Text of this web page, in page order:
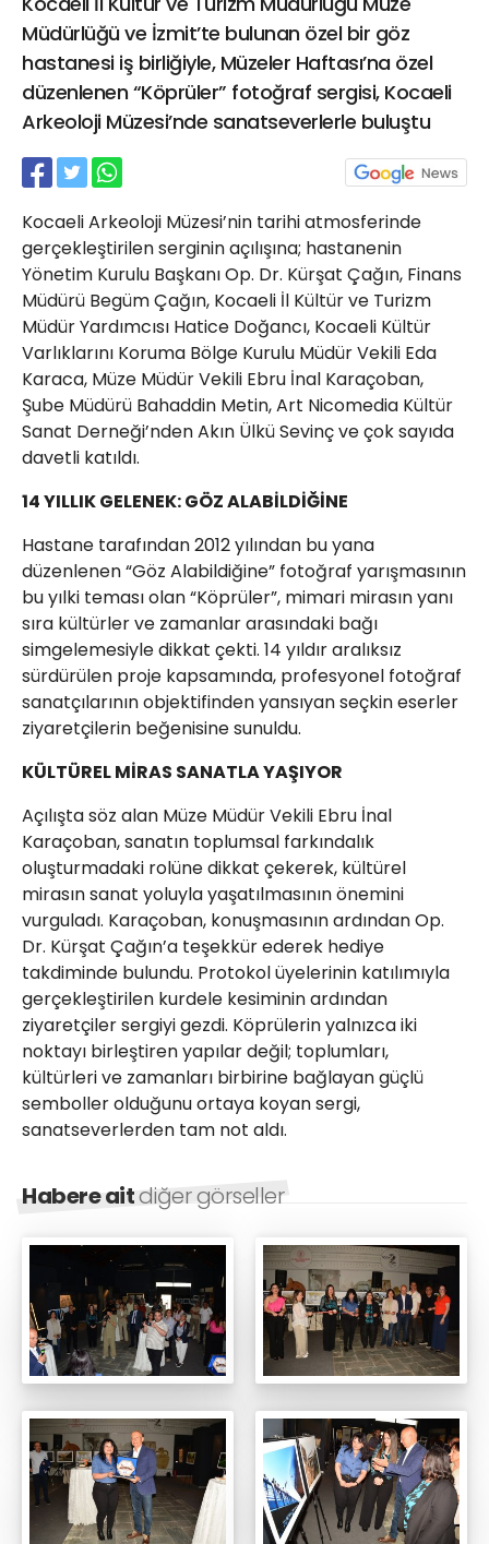
Müdürlüğü ve İzmit’te bulunan özel bir göz
hastanesi iş birliğiyle, Müzeler Haftası’na özel
düzenlenen “Köprüler” fotoğraf sergisi, Kocaeli
Arkeoloji Müzesi’nde sanatseverlerle buluştu
Kocaeli Arkeoloji Müzesi’nin tarihi atmosferinde
gerçekleştirilen serginin açılışına; hastanenin
Yönetim Kurulu Başkanı Op. Dr. Kürşat Çağın, Finans
Müdürü Begüm Çağın, Kocaeli İl Kültür ve Turizm
Müdür Yardımcısı Hatice Doğancı, Kocaeli Kültür
Varlıklarını Koruma Bölge Kurulu Müdür Vekili Eda
Karaca, Müze Müdür Vekili Ebru İnal Karaçoban,
Şube Müdürü Bahaddin Metin, Art Nicomedia Kültür
Sanat Derneği’nden Akın Ülkü Sevinç ve çok sayıda
davetli katıldı.
14 YILLIK GELENEK: GÖZ ALABİLDİĞİNE
Hastane tarafından 2012 yılından bu yana
düzenlenen “Göz Alabildiğine” fotoğraf yarışmasının
bu yılki teması olan “Köprüler”, mimari mirasın yanı
sıra kültürler ve zamanlar arasındaki bağı
simgelemesiyle dikkat çekti. 14 yıldır aralıksız
sürdürülen proje kapsamında, profesyonel fotoğraf
sanatçılarının objektifinden yansıyan seçkin eserler
ziyaretçilerin beğenisine sunuldu.
KÜLTÜREL MİRAS SANATLA YAŞIYOR
Açılışta söz alan Müze Müdür Vekili Ebru İnal
Karaçoban, sanatın toplumsal farkındalık
oluşturmadaki rolüne dikkat çekerek, kültürel
mirasın sanat yoluyla yaşatılmasının önemini
vurguladı. Karaçoban, konuşmasının ardından Op.
Dr. Kürşat Çağın’a teşekkür ederek hediye
takdiminde bulundu. Protokol üyelerinin katılımıyla
gerçekleştirilen kurdele kesiminin ardından
ziyaretçiler sergiyi gezdi. Köprülerin yalnızca iki
noktayı birleştiren yapılar değil; toplumları,
kültürleri ve zamanları birbirine bağlayan güçlü
semboller olduğunu ortaya koyan sergi,
sanatseverlerden tam not aldı.
Habere aitdiğer görseller
21 Gölcük
02624132333
haber@golcukpostasi.com